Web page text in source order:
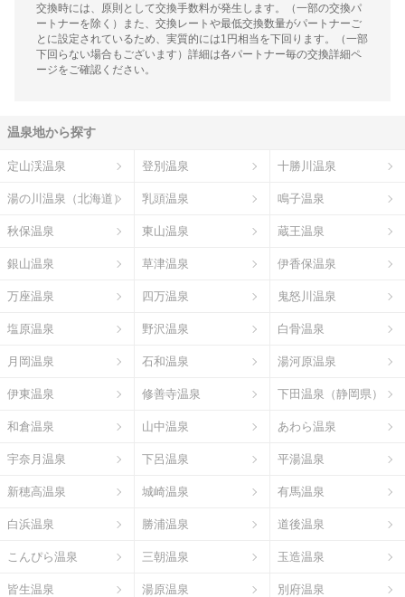
交換時には、原則として交換手数料が発生します。（一部の交換パ
ートナーを除く）また、交換レートや最低交換数量がパートナーご
とに設定されているため、実質的には1円相当を下回ります。（一部
下回らない場合もございます）詳細は各パートナー毎の交換詳細ペ
ージをご確認ください。
温泉地から探す
定山渓温泉 登別温泉 十勝川温泉
湯の川温泉（北海道） 乳頭温泉 鳴子温泉
秋保温泉 東山温泉 蔵王温泉
銀山温泉 草津温泉 伊香保温泉
万座温泉 四万温泉 鬼怒川温泉
塩原温泉 野沢温泉 白骨温泉
月岡温泉 石和温泉 湯河原温泉
伊東温泉 修善寺温泉 下田温泉（静岡県）
和倉温泉 山中温泉 あわら温泉
宇奈月温泉 下呂温泉 平湯温泉
新穂高温泉 城崎温泉 有馬温泉
白浜温泉 勝浦温泉 道後温泉
こんぴら温泉 三朝温泉 玉造温泉
皆生温泉 湯原温泉 別府温泉